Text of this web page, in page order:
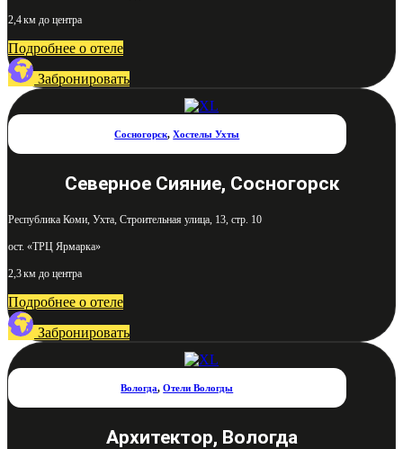
2,4 км до центра
Подробнее о отеле
Забронировать
Сосногорск,Хостелы Ухты
Северное Сияние, Сосногорск
Республика Коми, Ухта, Строительная улица, 13, стр. 10
ост. «ТРЦ Ярмарка»
2,3 км до центра
Подробнее о отеле
Забронировать
Вологда,Отели Вологды
Архитектор, Вологда